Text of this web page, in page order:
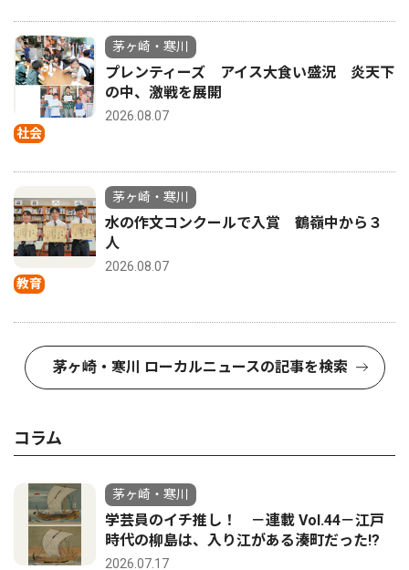
社会
茅ヶ崎・寒川
プレンティーズ アイス大食い盛況 炎天下
の中、激戦を展開
2026.08.07
教育
茅ヶ崎・寒川
水の作文コンクールで入賞 鶴嶺中から３
人
2026.08.07
茅ヶ崎・寒川 ローカルニュースの記事を検索
コラム
茅ヶ崎・寒川
学芸員のイチ推し！ －連載 Vol.44－江戸
時代の柳島は、入り江がある湊町だった!?
2026.07.17